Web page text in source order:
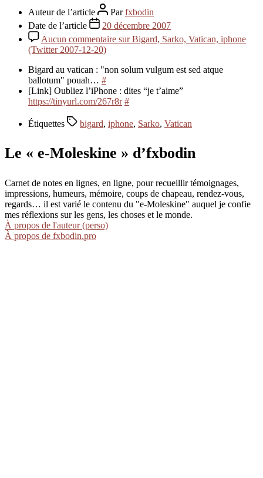
Auteur de l’article Parfxbodin
Date de l’article
20 décembre 2007
Aucun commentaire sur Bigard, Sarko, Vatican, iphone
(Twitter 2007-12-20)
Bigard au vatican : "non solum vulgum est sed atque
ballotum" pouah… #
[Link] Oubliez l’iPhone : dites “je t’aime”
https://tinyurl.com/267r8r #
Étiquettes bigard, iphone, Sarko, Vatican
Le « e-Moleskine » d’fxbodin
Carnet de notes en lignes, en ligne, pour recueillir témoignages,
impressions, humeurs, mémoire, coups de chapeau, rendez-vous,
regards… il est varié le contenu du "e-Moleskine" auquel je confie
mes réflexions sur les gens, les choses et le monde.
À propos de l'auteur (perso)
À propos de fxbodin.pro